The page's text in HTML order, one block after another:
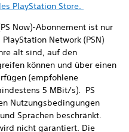
PlayStation Store.
Abonnement ist nur
Network (PSN)
alt sind, auf den
können und über einen
(empfohlene
5 MBit/s). PS
Nutzungsbedingungen
Sprachen beschränkt.
nicht garantiert. Die